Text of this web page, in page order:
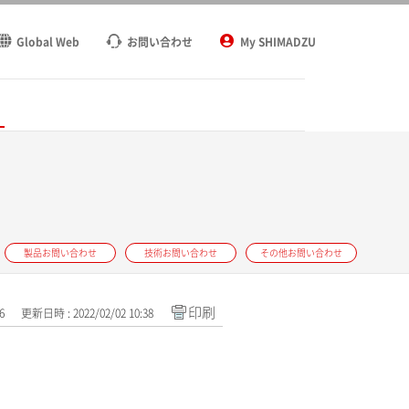
Global Web お問い合わせ My SHIMADZU
製品お問い合わせ 技術お問い合わせ その他お問い合わせ
更新日時 : 2022/02/02 10:38 印刷